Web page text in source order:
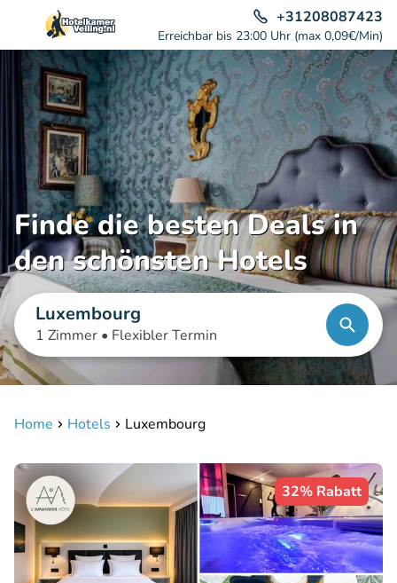
+31208087423
Erreichbar bis 23:00 Uhr (max 0,09€/Min)
Finde die besten Deals in
den schönsten Hotels
Luxembourg
1 Zimmer • Flexibler Termin
Home Hotels Luxembourg
32% Rabatt